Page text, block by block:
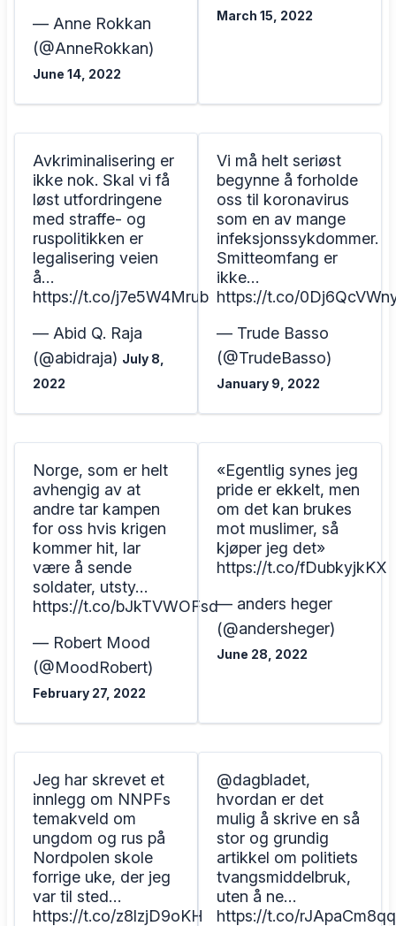
— Anne Rokkan
(@AnneRokkan)
June 14, 2022
March 15, 2022
Avkriminalisering er
ikke nok. Skal vi få
løst utfordringene
med straffe- og
ruspolitikken er
legalisering veien
å…
https://t.co/j7e5W4Mrub
— Abid Q. Raja
(@abidraja) July 8,
2022
Vi må helt seriøst
begynne å forholde
oss til koronavirus
som en av mange
infeksjonssykdommer.
Smitteomfang er
ikke…
https://t.co/
— Trude Basso
(@TrudeBasso)
January 9, 2022
Norge, som er helt
avhengig av at
andre tar kampen
for oss hvis krigen
kommer hit, lar
være å sende
soldater, utsty…
https://t.co/bJkTVWOFsd
— Robert Mood
(@MoodRobert)
February 27, 2022
«Egentlig synes jeg
pride er ekkelt, men
om det kan brukes
mot muslimer, så
kjøper jeg det»
https://t.co/fDubkyjkKX
— anders heger
(@andersheger)
June 28, 2022
Jeg har skrevet et
innlegg om NNPFs
temakveld om
ungdom og rus på
Nordpolen skole
forrige uke, der jeg
var til sted…
https://t.co/z8lzjD9oKH
⁦@dagbladet,⁩
hvordan er det
mulig å skrive en så
stor og grundig
artikkel om politiets
tvangsmiddelbruk,
uten å ne…
https://t.co/rJApaCm8qq